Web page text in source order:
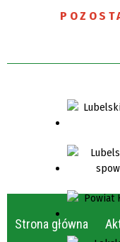
Strona główna